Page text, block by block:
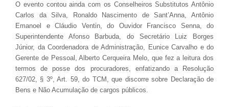
O evento contou ainda com os Conselheiros Substitutos Antônio
Carlos da Silva, Ronaldo Nascimento de Sant’Anna, Antônio
Emanoel e Cláudio Ventin, do Ouvidor Francisco Senna, do
Superintendente Afonso Barbuda, do Secretário Luiz Borges
Júnior, da Coordenadora de Administração, Eunice Carvalho e do
Gerente de Pessoal, Alberto Cerqueira Melo, que fez a leitura dos
termos de posse dos procuradores, enfatizando a Resolução
627/02, § 3º, Art. 59, do TCM, que discorre sobre Declaração de
Bens e Não Acumulação de cargos públicos.